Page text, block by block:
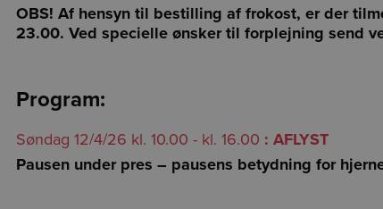
OBS! Af hensyn til bestilling af frokost, er der
23.00. Ved specielle ønsker til forplejning send
Program:
Søndag 12/4/26 kl. 10.00 - kl. 16.00 : AFLYST
Pausen under pres – pausens betydning for